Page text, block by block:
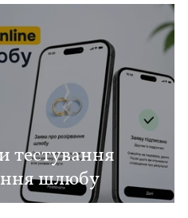
тестування
шлюбу